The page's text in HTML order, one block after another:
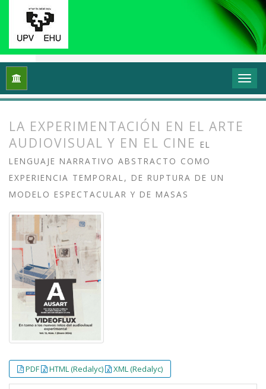
Inicio Vol. 12 Núm. 1 (2024): Videoflux: En torno
LA EXPERIMENTACIÓN EN EL ARTE
AUDIOVISUAL Y EN EL CINE EL
LENGUAJE NARRATIVO ABSTRACTO COMO
EXPERIENCIA TEMPORAL, DE RUPTURA DE UN
MODELO ESPECTACULAR Y DE MASAS
PDF HTML (Redalyc) XML (Redalyc)